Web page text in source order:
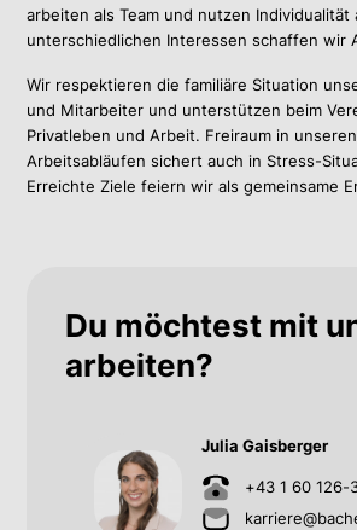
arbeiten als Team und nutzen Individualität
unterschiedlichen Interessen schaffen wir
Wir respektieren die familiäre Situation
und Mitarbeiter und unterstützen beim
Privatleben und Arbeit. Freiraum in
Arbeitsabläufen sichert auch in Stress-
Erreichte Ziele feiern wir als gemeinsame
Du möchtest mit
arbeiten?
Julia Gaisberger
+43 1 60 126-